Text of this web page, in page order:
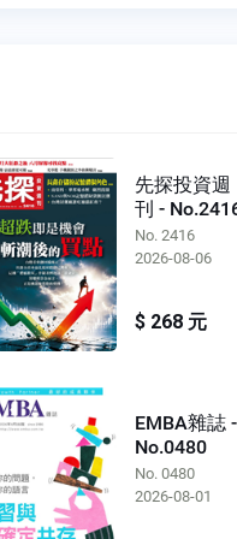
先探投資週
刊 -
No. 2416
2026-08-06
$ 268 元
EMBA雜誌 -
No.0480
No. 0480
2026-08-01